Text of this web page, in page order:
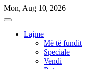
Skip
to
Mon, Aug 10, 2026
Lajme
Më të fundit
Speciale
Vendi